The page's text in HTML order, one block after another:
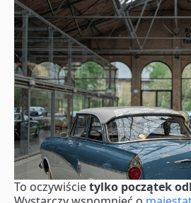
To oczywiścietylko początek